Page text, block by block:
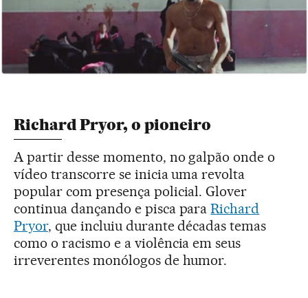
Richard Pryor, o pioneiro
A partir desse momento, no galpão onde o
vídeo transcorre se inicia uma revolta
popular com presença policial. Glover
continua dançando e pisca paraRichard
Pryor, que incluiu durante décadas temas
como o racismo e a violência em seus
irreverentes monólogos de humor.